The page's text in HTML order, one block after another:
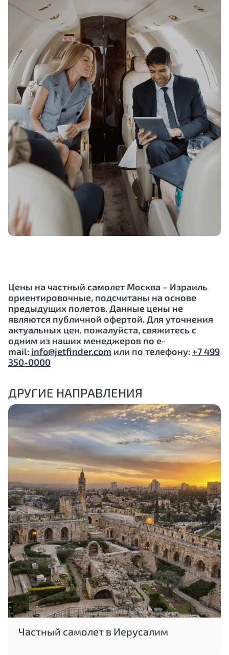
Цены на частный самолет Москва – Израиль
ориентировочные, подсчитаны на основе
предыдущих полетов. Данные цены не
являются публичной офертой. Для уточнения
актуальных цен, пожалуйста, свяжитесь с
одним из наших менеджеров по e-
mail: info@jetfinder.com или по телефону:+7 499
350-0000
ДРУГИЕ НАПРАВЛЕНИЯ
Частный самолет в Иерусалим